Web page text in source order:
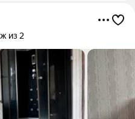
из 2